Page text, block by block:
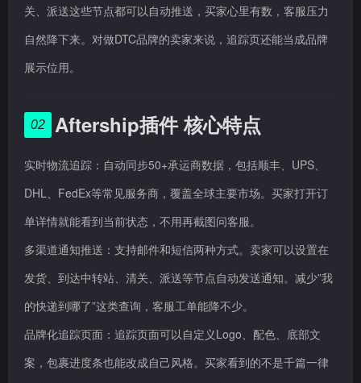
关、派送这些节点都可以自动推送，买家心里有数，客服压力
自然降下来。对做DTC品牌的卖家来说，追踪页还能当成品牌
展示位用。
02 Aftership插件 核心特点
实时物流追踪：自动同步50+承运商数据，包括顺丰、UPS、
DHL、FedEx等常见服务商，覆盖全球主要市场。买家打开订
单详情就能看到当前状态，不用再截图问客服。
多渠道通知推送：支持邮件和短信两种方式。卖家可以设置在
发货、到达中转站、清关、派送等节点自动发送通知。减少”我
的快递到哪了”这类查询，客服工单能降不少。
品牌化追踪页面：追踪页面可以自定义Logo、配色、底部文
案，包裹进度条也能改成自己风格。买家看到的不是千篇一律